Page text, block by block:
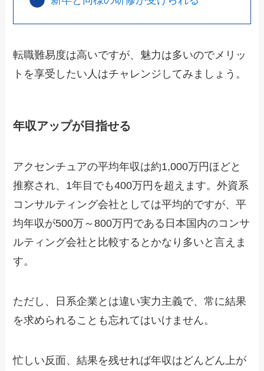
転職難易度は高いですが、魅力は多いのでメリッ
トを享受したい人はチャレンジしてみましょう。
年収アップが目指せる
アクセンチュアの平均年収は約1,000万円ほどと
推察され、1年目でも400万円を超えます。外資系
コンサルティング会社としては平均的ですが、平
均年収が500万～800万円である日本国内のコンサ
ルティング会社と比較するとかなり多いと言えま
す。
ただし、日系企業とは違い実力主義で、常に結果
を求められることも忘れてはいけません。
忙しい反面、結果を残せれば年収はどんどん上が